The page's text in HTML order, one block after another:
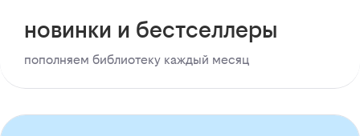
новинки и бестселлеры
пополняем библиотеку каждый месяц